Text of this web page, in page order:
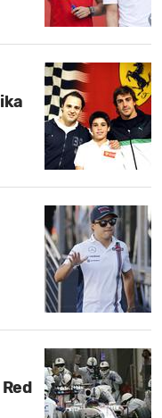
MOJ